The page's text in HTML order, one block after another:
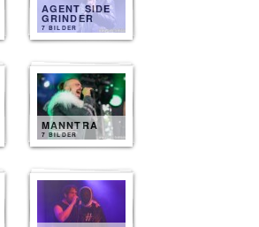
AGENT SIDE
GRINDER
7 BILDER
MANNTRA
7 BILDER